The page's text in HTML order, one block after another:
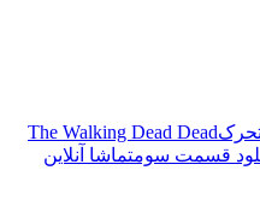
The Walking Dead Dead
قسمت سومتماشا آنلاین